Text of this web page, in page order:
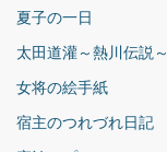
夏子の一日
太田道灌～熱川伝説～
女将の絵手紙
宿主のつれづれ日記